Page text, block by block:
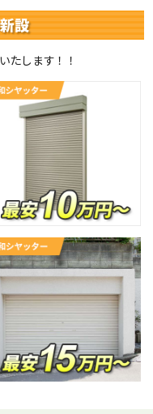
設
たします！！